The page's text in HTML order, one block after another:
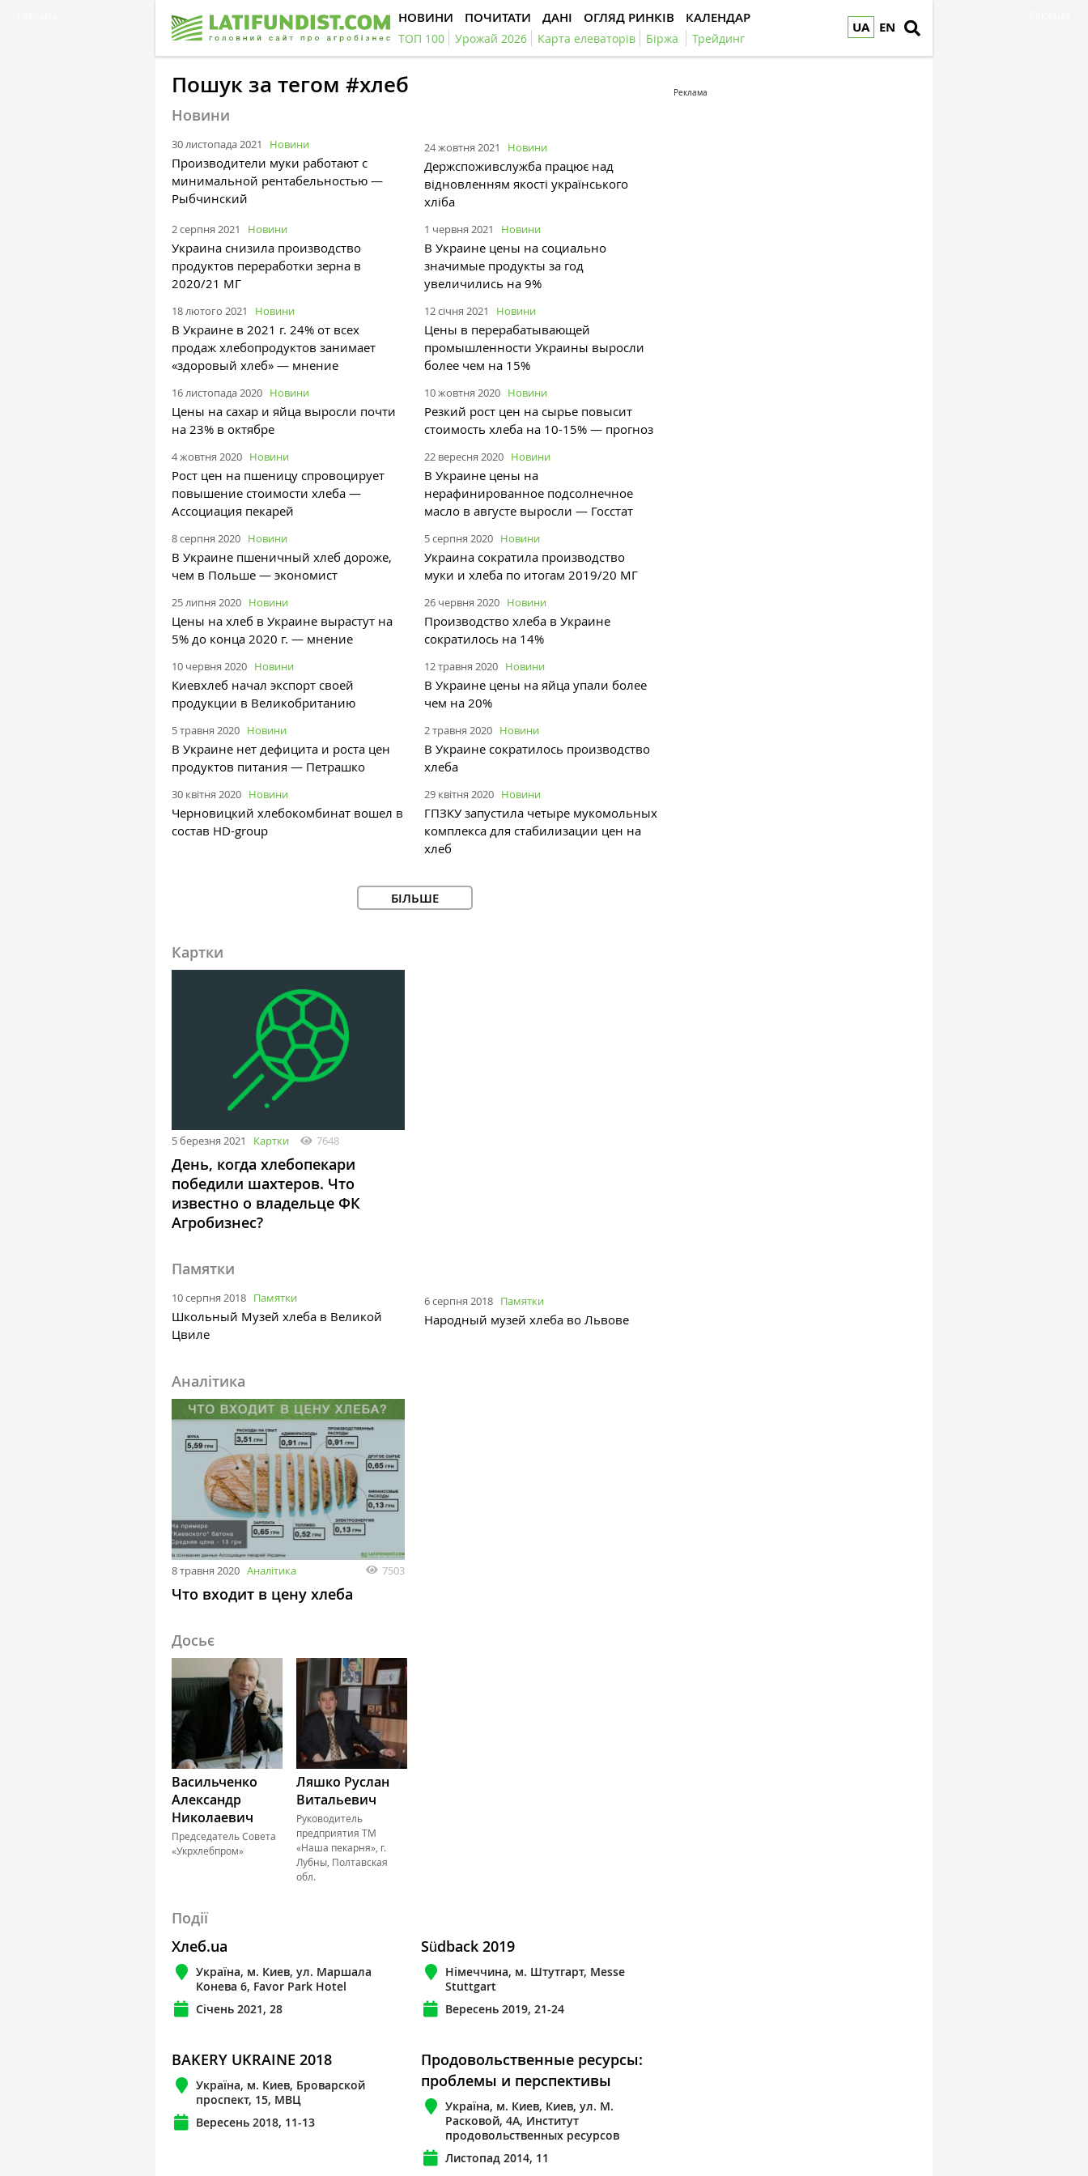
UA EN
НОВИНИ ПОЧИТАТИ ДАНІ ОГЛЯД РИНКІВ КАЛЕНДАР
ТОП 100 Урожай 2026 Карта елеваторів Біржа Трейдинг
Пошук за тегом #хлеб
Новини
30 листопада 2021 Новини
Производители муки работают с
минимальной рентабельностью —
Рыбчинский
24 жовтня 2021 Новини
Держспоживслужба працює над
відновленням якості українського
хліба
2 серпня 2021 Новини
Украина снизила производство
продуктов переработки зерна в
2020/21 МГ
1 червня 2021 Новини
В Украине цены на социально
значимые продукты за год
увеличились на 9%
18 лютого 2021 Новини
В Украине в 2021 г. 24% от всех
продаж хлебопродуктов занимает
«здоровый хлеб» — мнение
12 січня 2021 Новини
Цены в перерабатывающей
промышленности Украины выросли
более чем на 15%
16 листопада 2020 Новини
Цены на сахар и яйца выросли почти
на 23% в октябре
10 жовтня 2020 Новини
Резкий рост цен на сырье повысит
стоимость хлеба на 10-15% — прогноз
4 жовтня 2020 Новини
Рост цен на пшеницу спровоцирует
повышение стоимости хлеба —
Ассоциация пекарей
22 вересня 2020 Новини
В Украине цены на
нерафинированное подсолнечное
масло в августе выросли — Госстат
8 серпня 2020 Новини
В Украине пшеничный хлеб дороже,
чем в Польше — экономист
5 серпня 2020 Новини
Украина сократила производство
муки и хлеба по итогам 2019/20 МГ
25 липня 2020 Новини
Цены на хлеб в Украине вырастут на
5% до конца 2020 г. — мнение
26 червня 2020 Новини
Производство хлеба в Украине
сократилось на 14%
10 червня 2020 Новини
Киевхлеб начал экспорт своей
продукции в Великобританию
12 травня 2020 Новини
В Украине цены на яйца упали более
чем на 20%
5 травня 2020 Новини
В Украине нет дефицита и роста цен
продуктов питания — Петрашко
2 травня 2020 Новини
В Украине сократилось производство
хлеба
30 квітня 2020 Новини
Черновицкий хлебокомбинат вошел в
состав HD-group
29 квітня 2020 Новини
ГПЗКУ запустила четыре мукомольных
комплекса для стабилизации цен на
хлеб
БІЛЬШЕ
Картки
5 березня 2021 Картки 7648
День, когда хлебопекари
победили шахтеров. Что
известно о владельце ФК
Агробизнес?
Памятки
10 серпня 2018 Памятки
Школьный Музей хлеба в Великой
Цвиле
6 серпня 2018 Памятки
Народный музей хлеба во Львове
Аналітика
8 травня 2020 Аналітика 7503
Что входит в цену хлеба
Досьє
Васильченко
Александр
Николаевич
Председатель Совета
«Укрхлебпром»
Ляшко Руслан
Витальевич
Руководитель
предприятия ТМ
«Наша пекарня», г.
Лубны, Полтавская
обл.
Події
Хлеб.ua
Україна, м. Киев, ул. Маршала
Конева 6, Favor Park Hotel
Січень 2021, 28
Südback 2019
Німеччина, м. Штутгарт, Messe
Stuttgart
Вересень 2019, 21-24
BAKERY UKRAINE 2018
Україна, м. Киев, Броварской
проспект, 15, МВЦ
Вересень 2018, 11-13
Продовольственные ресурсы:
проблемы и перспективы
Україна, м. Киев, Киев, ул. М.
Расковой, 4А, Институт
продовольственных ресурсов
Листопад 2014, 11
Реклама